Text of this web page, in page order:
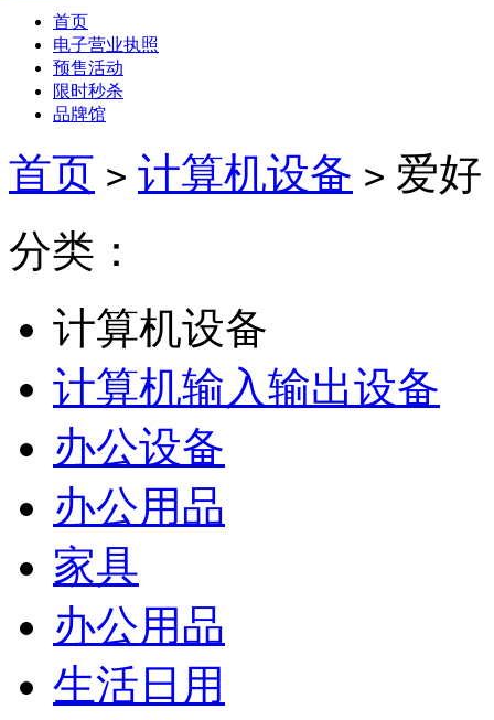
首页
电子营业执照
预售活动
限时秒杀
品牌馆
首页 > 计算机设备 > 爱好
分类：
计算机设备
计算机输入输出设备
办公设备
办公用品
家具
办公用品
生活日用